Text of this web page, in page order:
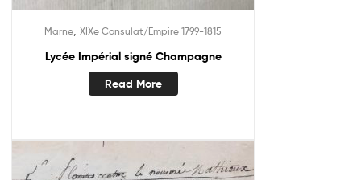
Marne XIXe Consulat/Empire 1799-1815
Lycée Impérial signé Champagne
Read More